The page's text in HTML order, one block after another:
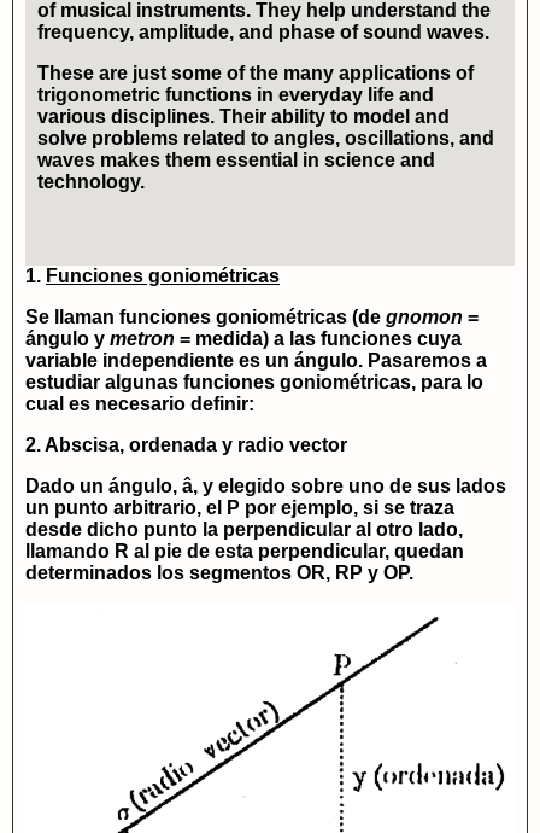
of musical instruments. They help understand the
frequency, amplitude, and phase of sound waves.
These are just some of the many applications of
trigonometric functions in everyday life and
various disciplines. Their ability to model and
solve problems related to angles, oscillations, and
waves makes them essential in science and
technology.
1. Funciones goniométricas
Se llaman funciones goniométricas (de gnomon =
ángulo y metron = medida) a las funciones cuya
variable independiente es un ángulo. Pasaremos a
estudiar algunas funciones goniométricas, para lo
cual es necesario definir:
2. Abscisa, ordenada y radio vector
Dado un ángulo, â, y elegido sobre uno de sus lados
un punto arbitrario, el
P por ejemplo, si se traza
desde dicho punto la perpendicular al otro lado,
llamando R al pie de esta perpendicular, quedan
determinados los segmentos OR, RP y OP.